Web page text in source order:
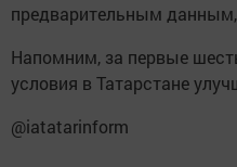
предварительным данным,
Напомним, за первые
условия в Татарстане
@iatatarinform